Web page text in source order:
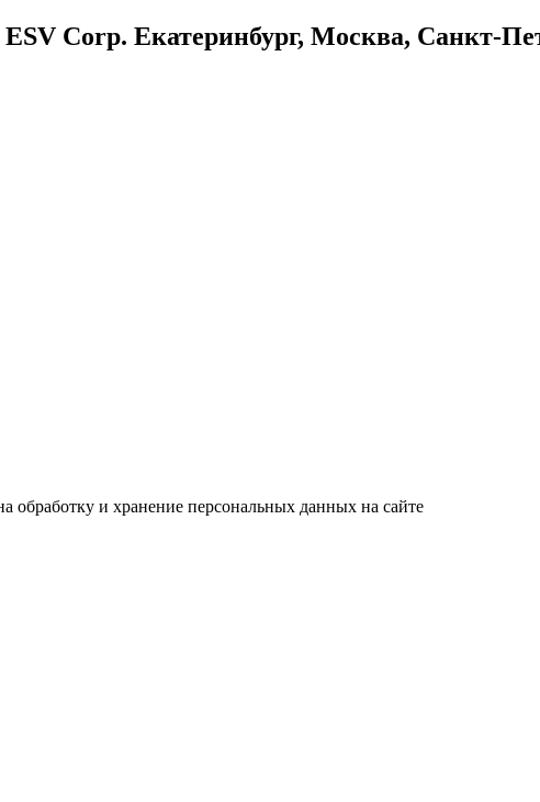
Corp. Екатеринбург, Москва, Санкт-
обработку и хранение персональных данных на сайте